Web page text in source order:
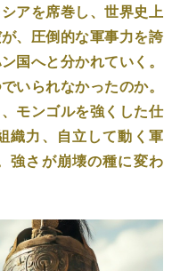
アを席巻し、世界史上
、圧倒的な軍事力を誇
国へと分かれていく。
いられなかったのか。
モンゴルを強くした仕
織力、自立して動く軍
強さが崩壊の種に変わ